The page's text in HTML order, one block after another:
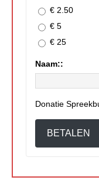
€ 2.50
€ 5
€ 25
Naam::
Donatie
BETALEN